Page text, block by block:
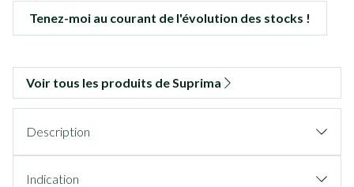
Tenez-moi au courant de l'évolution des stocks !
Voir tous les produits de Suprima
Description
Indication